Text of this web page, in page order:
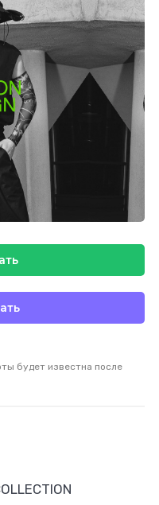
будет известна после